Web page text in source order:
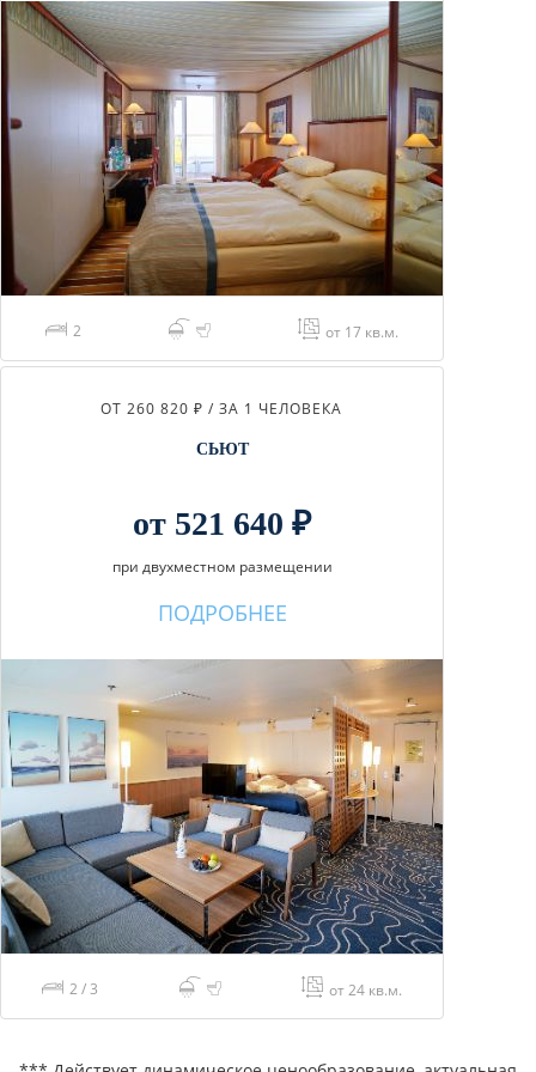
2 от 17 кв.м.
ОТ 260 820 ₽ / ЗА 1 ЧЕЛОВЕКА
СЬЮТ
от 521 640 ₽
при двухместном размещении
ПОДРОБНЕЕ
2 / 3 от 24 кв.м.